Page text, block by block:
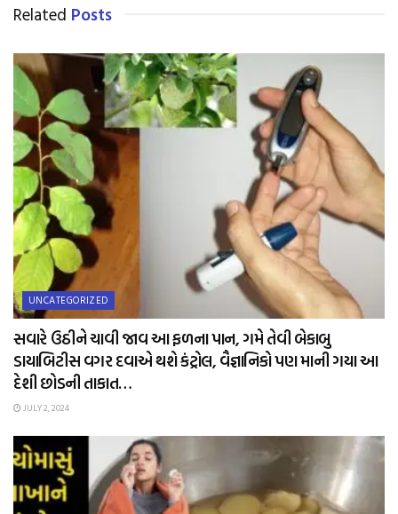
Related Posts
UNCATEGORIZED
સવારે ઉઠીને ચાવી જાવ આ ફળના પાન, ગમે તેવી બેકાબુ
ડાયાબિટીસ વગર દવાએ થશે કંટ્રોલ, વૈજ્ઞાનિકો પણ માની ગયા આ
દેશી છોડની તાકાત…
JULY 2, 2024